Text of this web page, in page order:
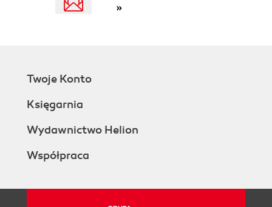
»
Twoje Konto
Księgarnia
Wydawnictwo Helion
Współpraca